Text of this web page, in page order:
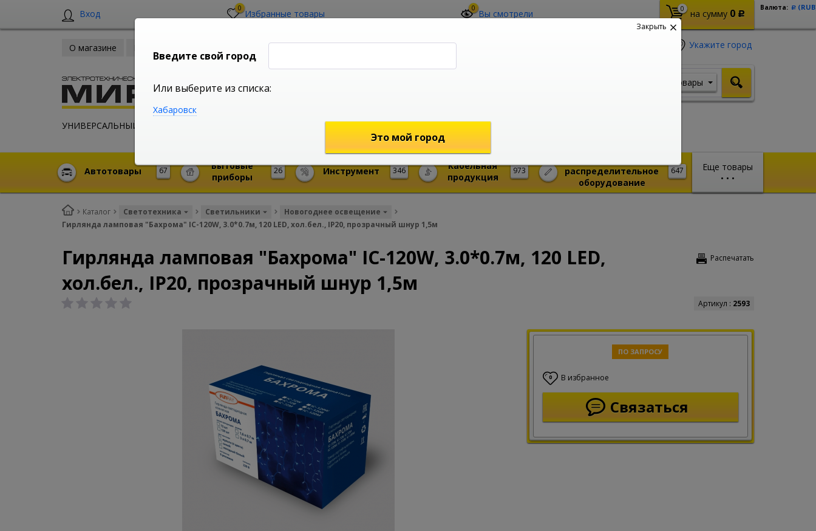
Вход 0 Избранные товары 0 Вы смотрели 0 на сумму 0 Р
Валюта: Р
О магазине
УНИВЕРСАЛЬНЫЙ ИНТЕРНЕТ МАГАЗИН
Укажите город
shop@mireks.ru
Товары
Еще товары
• • •
67
Автотовары 26
Бытовые
приборы
346
Инструмент 973
Кабельная
продукция
647
распределительное
оборудование
Каталог Светотехника Светильники
Новогоднее освещение
Гирлянда ламповая "Бахрома" IC-120W, 3.0*0.7м, 120 LED, хол.бел., IP20, прозрачный шнур 1,5м
Распечатать
Гирлянда ламповая "Бахрома" IC-120W, 3.0*0.7м, 120 LED,
хол.бел., IP20, прозрачный шнур 1,5м
Артикул : 2593
ПО ЗАПРОСУ
0 В избранное
Связаться
Закрыть
Введите свой город
Или выберите из списка:
Хабаровск
Это мой город